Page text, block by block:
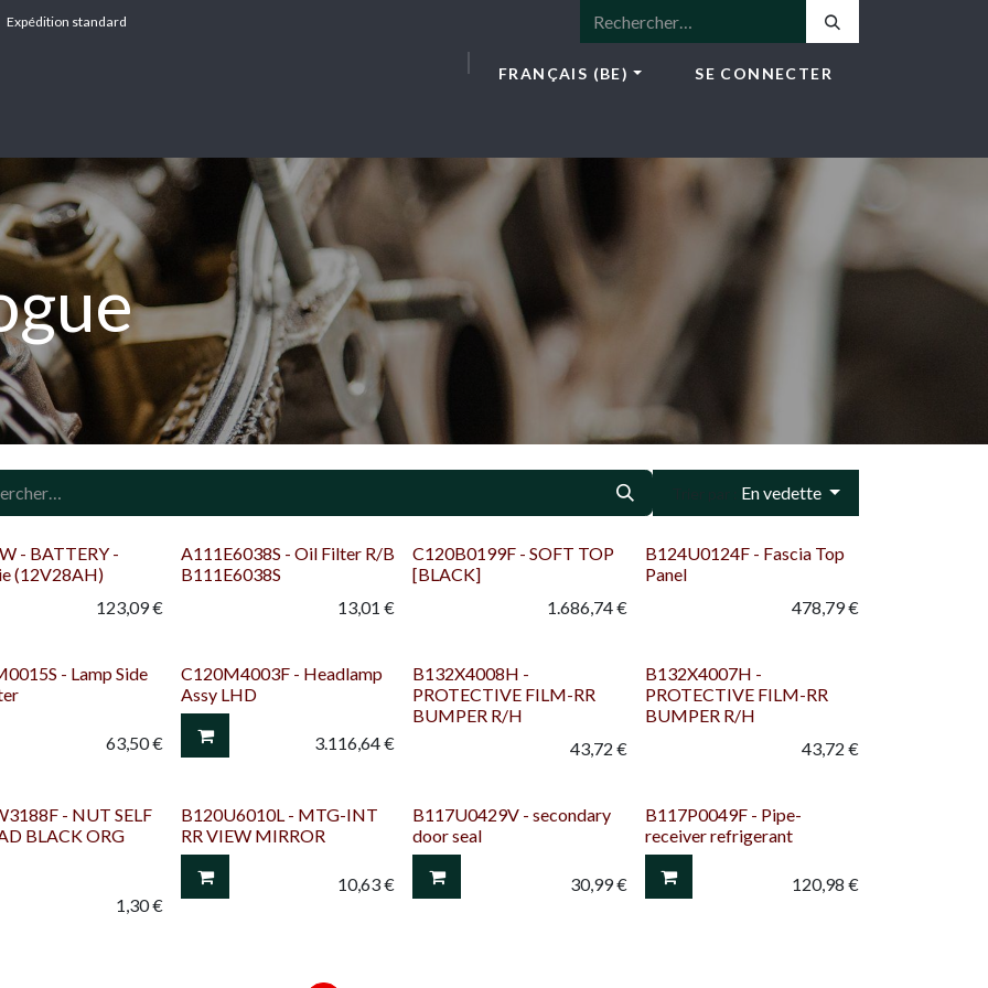
Expédition standard
FRANÇAIS (BE) SE CONNECTER
En vedette
- BATTERY -
(12V28AH)
123,09€
A111E6038S - Oil Filter R/B
B111E6038S
13,01 €
C120B0199F - SOFT TOP
[BLACK]
1.686,74€
B124U0124F - Fascia Top
Panel
478,79€
- Lamp Side
63,50€
C120M4003F - Headlamp
Assy LHD
3.116,64€
B132X4008H -
PROTECTIVE FILM-RR
BUMPER R/H
43,72 €
B132X4007H -
PROTECTIVE FILM-RR
BUMPER R/H
43,72 €
- NUT SELF
BLACK ORG
1,30€
B120U6010L - MTG-INT
RR VIEW MIRROR
10,63€
B117U0429V - secondary
door seal
30,99€
B117P0049F - Pipe-
receiver refrigerant
120,98 €